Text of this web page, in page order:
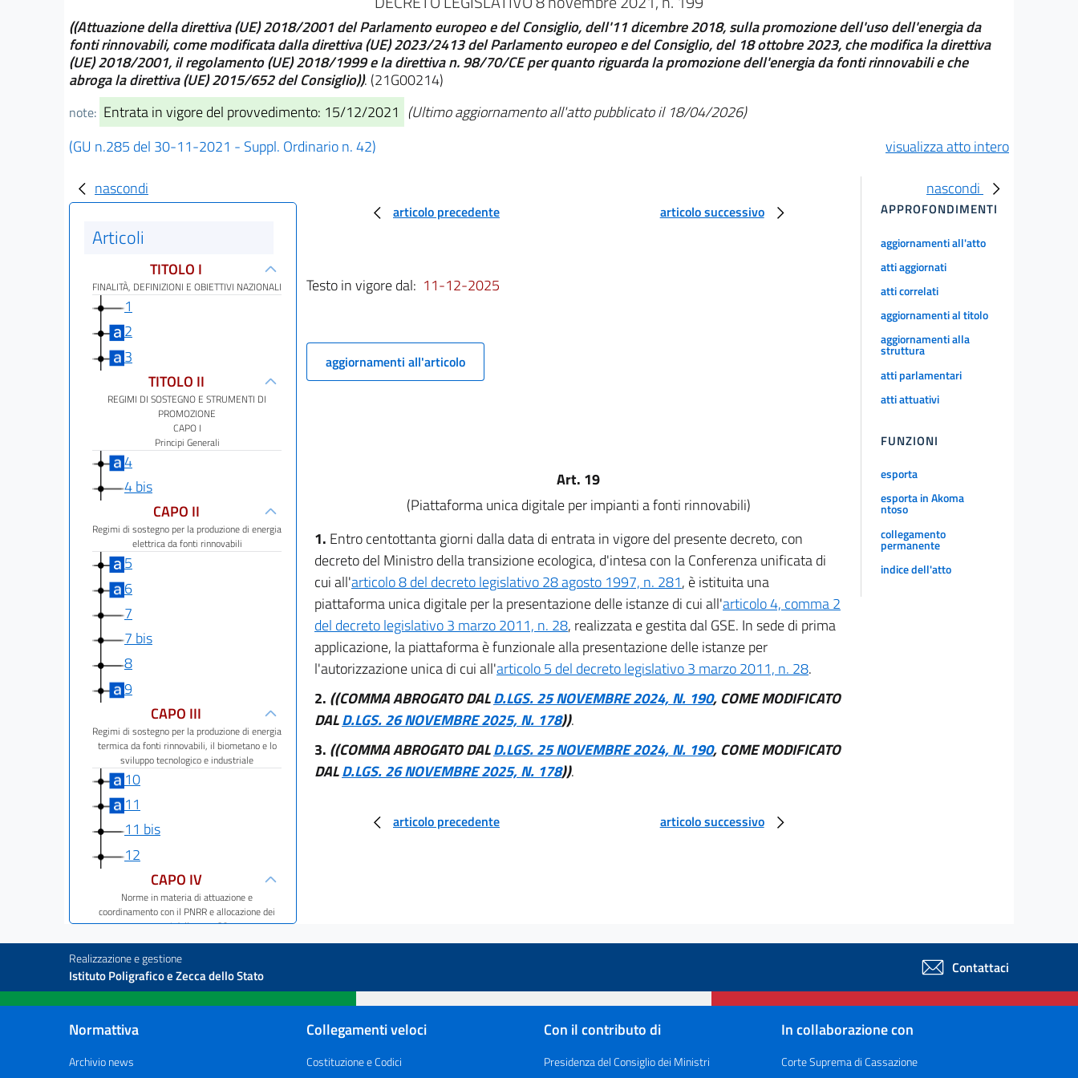
((Attuazione della direttiva (UE) 2018/2001 del Parlamento europeo e del Consiglio, dell'11 dicembre 2018, sulla promozione dell'uso dell'energia da
fonti rinnovabili, come modificata dalla direttiva (UE) 2023/2413 del Parlamento europeo e del Consiglio, del 18 ottobre 2023, che modifica la direttiva
(UE) 2018/2001, il regolamento (UE) 2018/1999 e la direttiva n. 98/70/CE per quanto riguarda la promozione dell'energia da fonti rinnovabili e che
abroga la direttiva (UE) 2015/652 del Consiglio)). (21G00214)
note: Entrata in vigore del provvedimento: 15/12/2021 (Ultimo aggiornamento all'atto pubblicato il 18/04/2026)
(GU n.285 del 30-11-2021 - Suppl. Ordinario n. 42)
visualizza atto intero
nascondi
Articoli
TITOLO I
FINALITÀ, DEFINIZIONI E OBIETTIVI NAZIONALI
1
2
3
TITOLO II
REGIMI DI SOSTEGNO E STRUMENTI DI
PROMOZIONE
CAPO I
Principi Generali
4
4 bis
CAPO II
Regimi di sostegno per la produzione di energia
elettrica da fonti rinnovabili
5
6
7
7 bis
8
9
CAPO III
Regimi di sostegno per la produzione di energia
termica da fonti rinnovabili, il biometano e lo
sviluppo tecnologico e industriale
10
11
11 bis
12
CAPO IV
Norme in materia di attuazione e
coordinamento con il PNRR e allocazione dei
proventi delle aste CO2
13
14
15
Progetti comuni e trasferimenti statistici
16
articolo precedente articolo successivo
Testo in vigore dal: 11-12-2025
aggiornamenti all'articolo
Art. 19
(Piattaforma unica digitale per impianti a fonti rinnovabili)
1. Entro centottanta giorni dalla data di entrata in vigore del presente decreto, con
decreto del Ministro della transizione ecologica, d'intesa con la Conferenza unificata di
cui all'articolo 8 del decreto legislativo 28 agosto 1997, n. 281, è istituita una
piattaforma unica digitale per la presentazione delle istanze di cui all'articolo 4, comma 2
del decreto legislativo 3 marzo 2011, n. 28, realizzata e gestita dal GSE. In sede di prima
applicazione, la piattaforma è funzionale alla presentazione delle istanze per
l'autorizzazione unica di cui all'articolo 5 del decreto legislativo 3 marzo 2011, n. 28.
2. ((COMMA ABROGATO DALD.LGS. 25 NOVEMBRE 2024, N. 190, COME MODIFICATO
DALD.LGS. 26 NOVEMBRE 2025, N. 178)).
3. ((COMMA ABROGATO DALD.LGS. 25 NOVEMBRE 2024, N. 190, COME MODIFICATO
DALD.LGS. 26 NOVEMBRE 2025, N. 178)).
articolo precedente articolo successivo
nascondi
APPROFONDIMENTI
aggiornamenti all'atto
atti aggiornati
atti correlati
aggiornamenti al titolo
aggiornamenti alla
struttura
atti parlamentari
atti attuativi
FUNZIONI
esporta
esporta in Akoma
ntoso
collegamento
permanente
indice dell'atto
Realizzazione e gestione
Istituto Poligrafico e Zecca dello Stato Contattaci
Normattiva
Archivio news
Collegamenti veloci
Costituzione e Codici
Con il contributo di
Presidenza del Consiglio dei Ministri
In collaborazione con
Corte Suprema di Cassazione